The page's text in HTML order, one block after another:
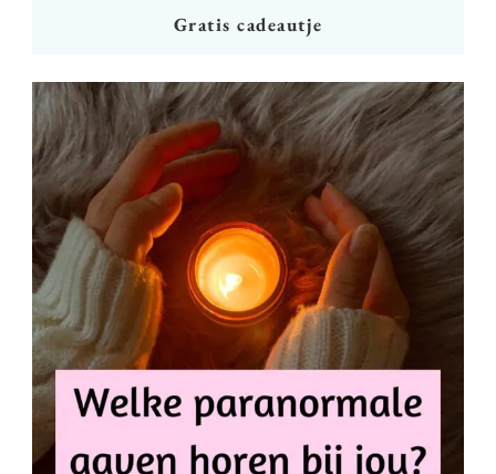
Gratis cadeautje